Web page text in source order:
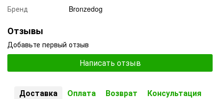
Бренд Bronzedog
Отзывы
Добавьте первый отзыв
Написать отзыв
Доставка Оплата Возврат Консультация